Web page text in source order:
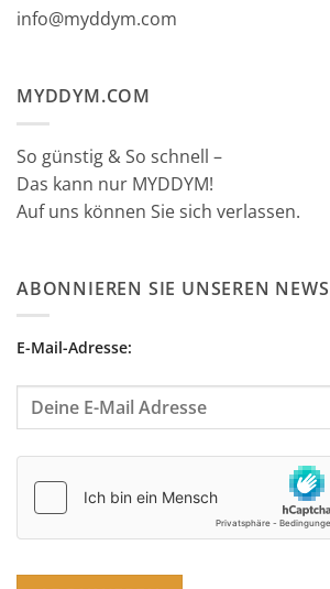
info@myddym.com
MYDDYM.COM
So günstig & So schnell –
Das kann nur MYDDYM!
Auf uns können Sie sich verlassen.
ABONNIEREN SIE UNSEREN
E-Mail-Adresse: